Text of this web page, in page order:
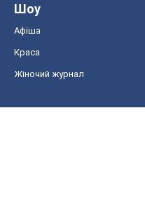
Шоу
Афіша
Краса
Жіночий журнал